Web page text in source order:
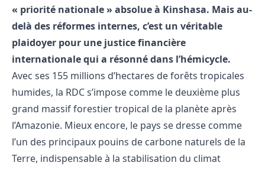
« priorité nationale » absolue à Kinshasa. Mais au-
delà des réformes internes, c’est un véritable
plaidoyer pour une justice financière
internationale qui a résonné dans l’hémicycle.
Avec ses 155 millions d’hectares de forêts tropicales
humides, la RDC s’impose comme le deuxième plus
grand massif forestier tropical de la planète après
l’Amazonie. Mieux encore, le pays se dresse comme
l’un des principaux pouins de carbone naturels de la
Terre, indispensable à la stabilisation du climat